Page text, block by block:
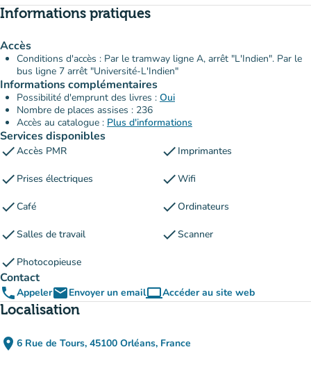
Informations pratiques
Accès
Conditions d'accès : Par le tramway ligne A, arrêt "L'Indien". Par le
bus ligne 7 arrêt "Université-L'Indien"
Informations complémentaires
Possibilité d'emprunt des livres : Oui
Nombre de places assises : 236
Accès au catalogue : Plus d'informations
Services disponibles
checkAccès PMR check Imprimantes
check Prises électriques checkWifi
checkCafé checkOrdinateurs
checkSalles de travail checkScanner
check Photocopieuse
Contact
phoneAppeleremailEnvoyer un emailcomputerAccéder au site web
(nouvel onglet)
Localisation
place 6 Rue de Tours, 45100 Orléans, France
(ouvrir dans Google Maps)
(nouvel onglet)